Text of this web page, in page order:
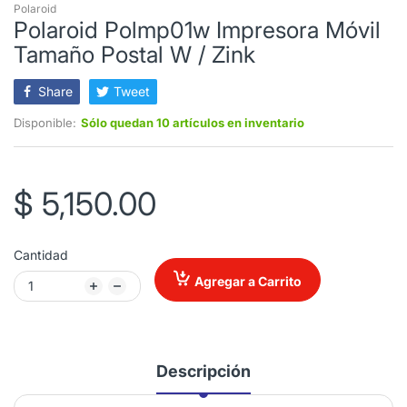
Polaroid
Polaroid Polmp01w Impresora Móvil
Tamaño Postal W / Zink
Share Tweet
Disponible: Sólo quedan 10 artículos en inventario
$ 5,150.00
Cantidad
Agregar a Carrito
Descripción